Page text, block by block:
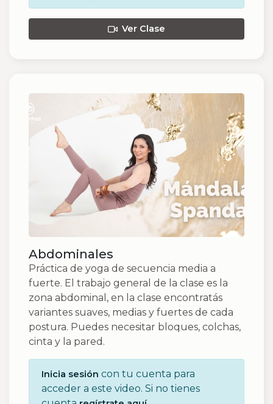
Ver Clase
Abdominales
Práctica de yoga de secuencia media a
fuerte. El trabajo general de la clase es la
zona abdominal, en la clase encontratás
variantes suaves, medias y fuertes de cada
postura. Puedes necesitar bloques, colchas,
cinta y la pared.
Inicia sesión con tu cuenta para
acceder a este video. Si no tienes